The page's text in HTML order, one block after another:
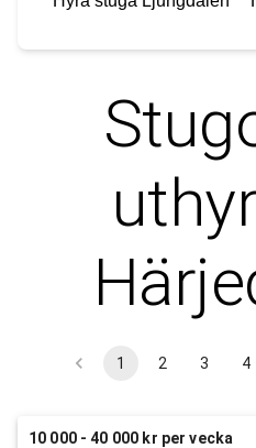
1 2 3 4
10 000 - 40 000 kr per vecka